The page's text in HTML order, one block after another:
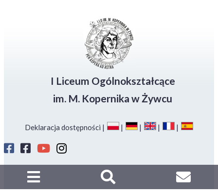
dostępności
głównej
treści
menu
stopki
I Liceum Ogólnokształcące
im. M. Kopernika w Żywcu
Deklaracja dostępności
Profil
FB
Profil
Kopernik
na
KanałInstagram